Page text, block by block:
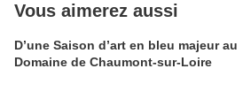
Vous aimerez aussi
D’une Saison d’art en bleu majeur au
Domaine de Chaumont-sur-Loire